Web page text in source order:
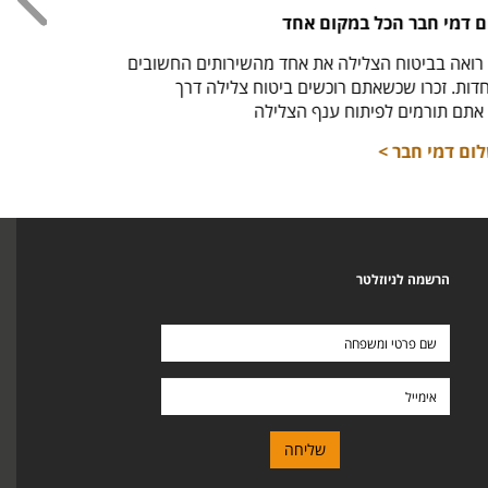
דמי חבר הכל במקום אחד
בביטוח הצלילה את אחד מהשירותים החשובים
זכרו שכשאתם רוכשים ביטוח צלילה דרך
תורמים לפיתוח ענף הצלילה
דמי חבר >
הרשמה לניוזלטר